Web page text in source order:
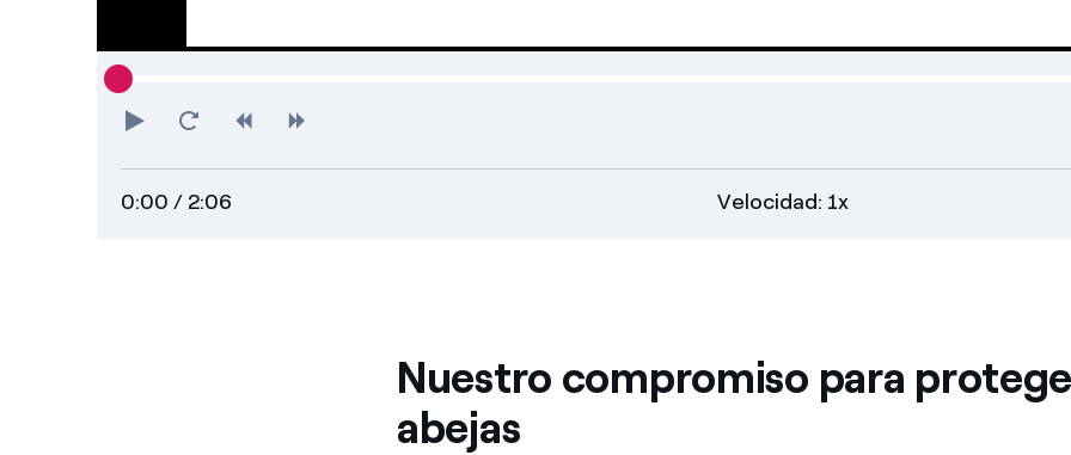
Play ReiniciarRebobinarAdelantar
0:00 / 2:06 Velocidad: 1x
Nuestro compromiso para
abejas